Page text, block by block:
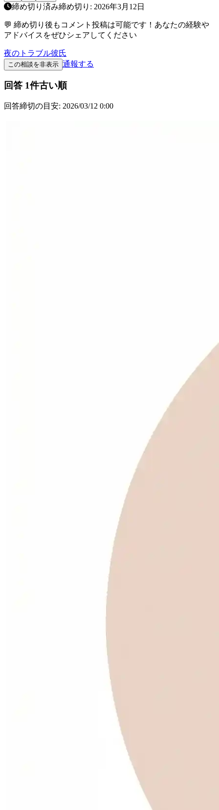
締め切り済み締め切り: 2026年3月12日
💬 締め切り後もコメント投稿は可能です！あなたの経験や
アドバイスをぜひシェアしてください
夜のトラブル彼氏
この相談を非表示 通報する
回答 1件古い順
回答締切の目安: 2026/03/12 0:00